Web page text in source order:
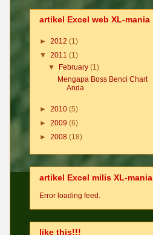
artikel Excel web XL-mania
► 2012 (1)
▼ 2011 (1)
▼
February(1)
Mengapa Boss Benci Chart
Anda
► 2010 (5)
► 2009 (6)
► 2008 (18)
artikel Excel milis XL-mania
Error loading feed.
like this!!!